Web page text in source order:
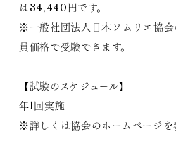
は34,440円です。
※一般社団法人日本ソムリエ協
員価格で受験できます。
【試験のスケジュール】
年1回実施
※詳しくは協会のホームページを